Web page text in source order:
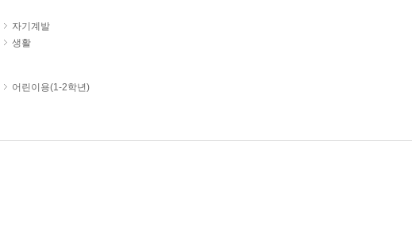
자기계발
생활
어린이용(1-2학년)